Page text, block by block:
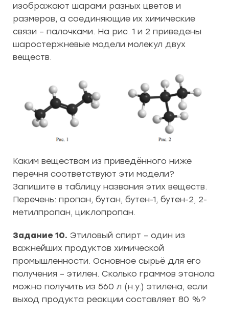
изображают шарами разных цветов и
размеров, а соединяющие их химические
связи – палочками. На рис. 1 и 2 приведены
шаростержневые модели молекул двух
веществ.
Каким веществам из приведённого ниже
перечня соответствуют эти модели?
Запишите в таблицу названия этих веществ.
Перечень: пропан, бутан, бутен-1, бутен-2, 2-
метилпропан, циклопропан.
Задание 10. Этиловый спирт – один из
важнейших продуктов химической
промышленности. Основное сырьё для его
получения – этилен. Сколько граммов этанола
можно получить из 560 л (н.у.) этилена, если
выход продукта реакции составляет 80 %?